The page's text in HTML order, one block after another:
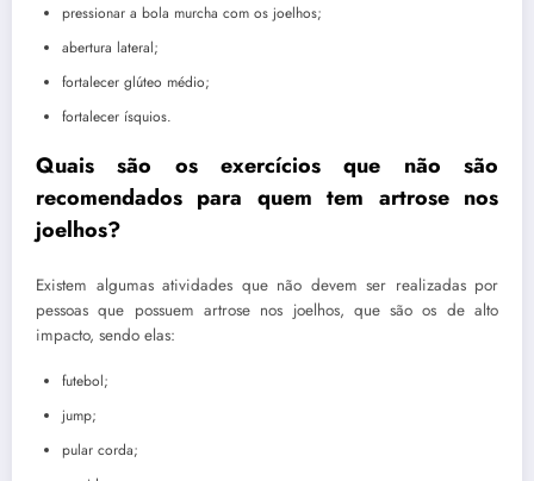
pressionar a bola murcha com os joelhos;
abertura lateral;
fortalecer glúteo médio;
fortalecer ísquios.
Quais são os exercícios que não são
recomendados para quem tem artrose nos
joelhos?
Existem algumas atividades que não devem ser realizadas por
pessoas que possuem artrose nos joelhos, que são os de alto
impacto, sendo elas:
futebol;
jump;
pular corda;